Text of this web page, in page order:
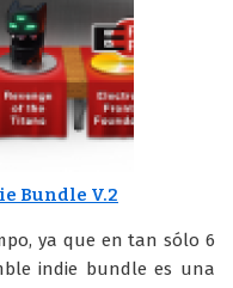
Bundle V.2
ya que en tan sólo 6
indie bundle es una